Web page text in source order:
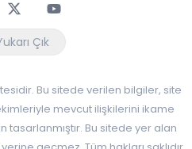
TwitterYoutube
Çık
Bu sitede verilen bilgiler, site
mevcut ilişkilerini ikame
Bu sitede yer alan